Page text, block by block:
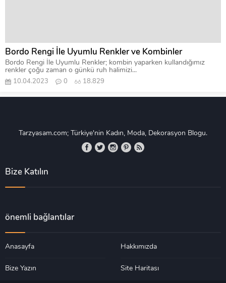
Bordo Rengi İle Uyumlu Renkler ve Kombinler
Bordo Rengi İle Uyumlu Renkler; kombin yaparken kullandığımız
renkler çoğu zaman o günkü ruh halimizi...
10.04.2023 0 18.829
Tarzyasam.com; Türkiye'nin Kadın, Moda, Dekorasyon Blogu.
Bize Katılın
önemli bağlantılar
Anasayfa Hakkımızda
Bize Yazın Site Haritası